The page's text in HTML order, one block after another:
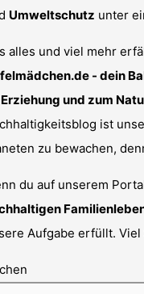
Umweltschutz unter
alles und viel mehr
- dein
und zum
ist
zu bewachen,
du auf unserem
Aufgabe erfüllt. Viel